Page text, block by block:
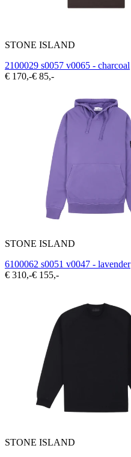
STONE ISLAND
2100029 s0057 v0065 - charcoal
€ 170,-€ 85,-
STONE ISLAND
6100062 s0051 v0047 - lavender
€ 310,-€ 155,-
STONE ISLAND